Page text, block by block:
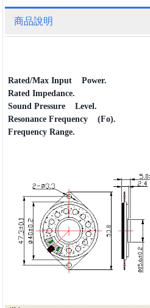
商品說明
Rated/Max Input Power.
Rated Impedance.
Sound Pressure Level.
Resonance Frequency (Fo).
Frequency Range.